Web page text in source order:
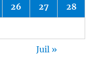
26 27 28
Juil »